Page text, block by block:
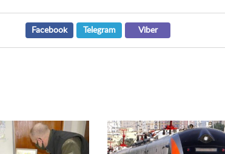
Facebook Telegram Viber